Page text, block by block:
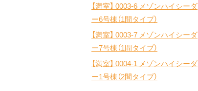
【満室】 0003-6 メゾンハイシーダ
ー6号棟（1間タイプ）
【満室】 0003-7 メゾンハイシーダ
ー7号棟（1間タイプ）
【満室】 0004-1 メゾンハイシーダ
ー1号棟（2間タイプ）